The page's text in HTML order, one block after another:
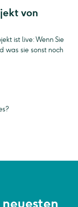
von
ist live: Wenn Sie
was sie sonst noch